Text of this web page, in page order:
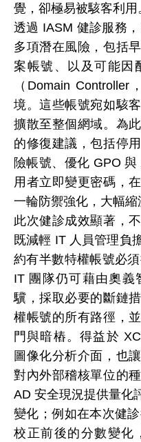
覺，卻極易被駭客利用
透過 IASM 健診服務
多項潛在風險，包括
案帳號、以及可能因
（Domain
境。這些帳號宛如駭
擴散至整個網域。為
的修復建議，包括停
險帳號、優化 GPO
用者立即變更密碼，
一輪防禦強化，大幅縮
此次健診成效顯著，
既減輕 IT 人員管理負
約有半數特權帳號必
IT 團隊仍可藉由奧義
驥，採取必要的斷鏈
權帳號的所有路徑，
門與暗樁。得益於
圖像化分析介面，也
對內外部稽核單位的
AD 安全現況提供量化
變化；例如在本次健
校正前後的分數變化